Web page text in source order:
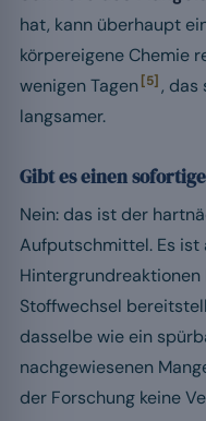
hat, kann überhaupt
körpereigene Chemie
wenigen Tagen[5] , das
langsamer.
Gibt es einen
Nein: das ist der
Aufputschmittel. Es ist
Stoffwechsel
dasselbe wie ein
nachgewiesenen
der Forschung keine